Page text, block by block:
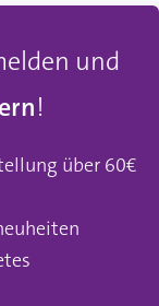
und
!
über 60€